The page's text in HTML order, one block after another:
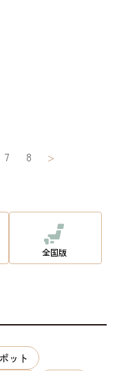
7 8 >
全国版
ット